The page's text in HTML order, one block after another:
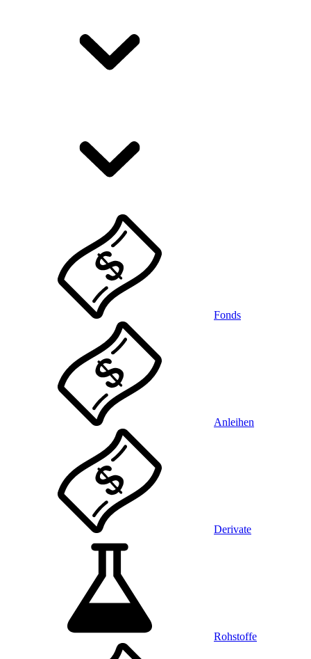
Fonds
Anleihen
Derivate
Rohstoffe